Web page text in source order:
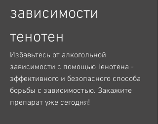
зависимости
тенотен
Избавьтесь от алкогольной
зависимости с помощью Тенотена -
эффективного и безопасного способа
борьбы с зависимостью. Закажите
препарат уже сегодня!